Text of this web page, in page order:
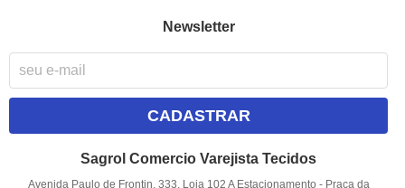
Newsletter
CADASTRAR
Sagrol Comercio Varejista Tecidos
Avenida Paulo de Frontin, 333, Loja 102 A Estacionamento - Praça da